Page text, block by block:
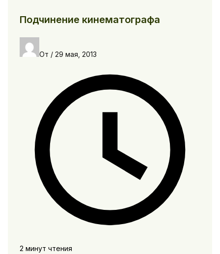
Подчинение кинематографа
От / 29 мая, 2013
2 минут чтения